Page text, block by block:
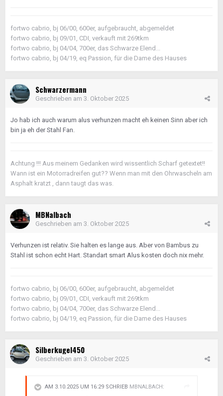
fortwo cabrio, bj 06/00, 600er, aufgebraucht, abgemeldet
fortwo cabrio, bj 09/01, CDI, verkauft mit 269tkm
fortwo cabrio, bj 04/04, 700er, das Schwarze Elend...
fortwo cabrio, bj 04/19, eq Passion, für die Dame des Hauses
Schwarzermann
Geschrieben am 3. Oktober 2025
Jo hab ich auch warum alus verhunzen macht eh keinen Sinn aber ich
bin ja eh der Stahl Fan.
Achtung !!! Aus meinem Gedanken wird wissentlich Scharf getextet!!
Wann ist ein Motorradreifen gut?? Wenn man mit den Ohrwascheln am
Asphalt kratzt , dann taugt das was.
MBNalbach
Geschrieben am 3. Oktober 2025
Verhunzen ist relativ. Sie halten es lange aus. Aber von Bambus zu
Stahl ist schon echt Hart. Standart smart Alus kosten doch nix mehr.
fortwo cabrio, bj 06/00, 600er, aufgebraucht, abgemeldet
fortwo cabrio, bj 09/01, CDI, verkauft mit 269tkm
fortwo cabrio, bj 04/04, 700er, das Schwarze Elend...
fortwo cabrio, bj 04/19, eq Passion, für die Dame des Hauses
Silberkugel450
Geschrieben am 3. Oktober 2025
AM 3.10.2025 UM 16:29 SCHRIEB MBNALBACH: